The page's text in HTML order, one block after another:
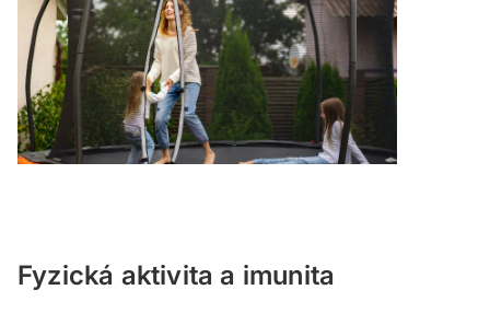
Fyzická aktivita a imunita